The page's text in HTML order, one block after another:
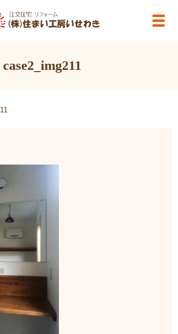
メ
case2_img211